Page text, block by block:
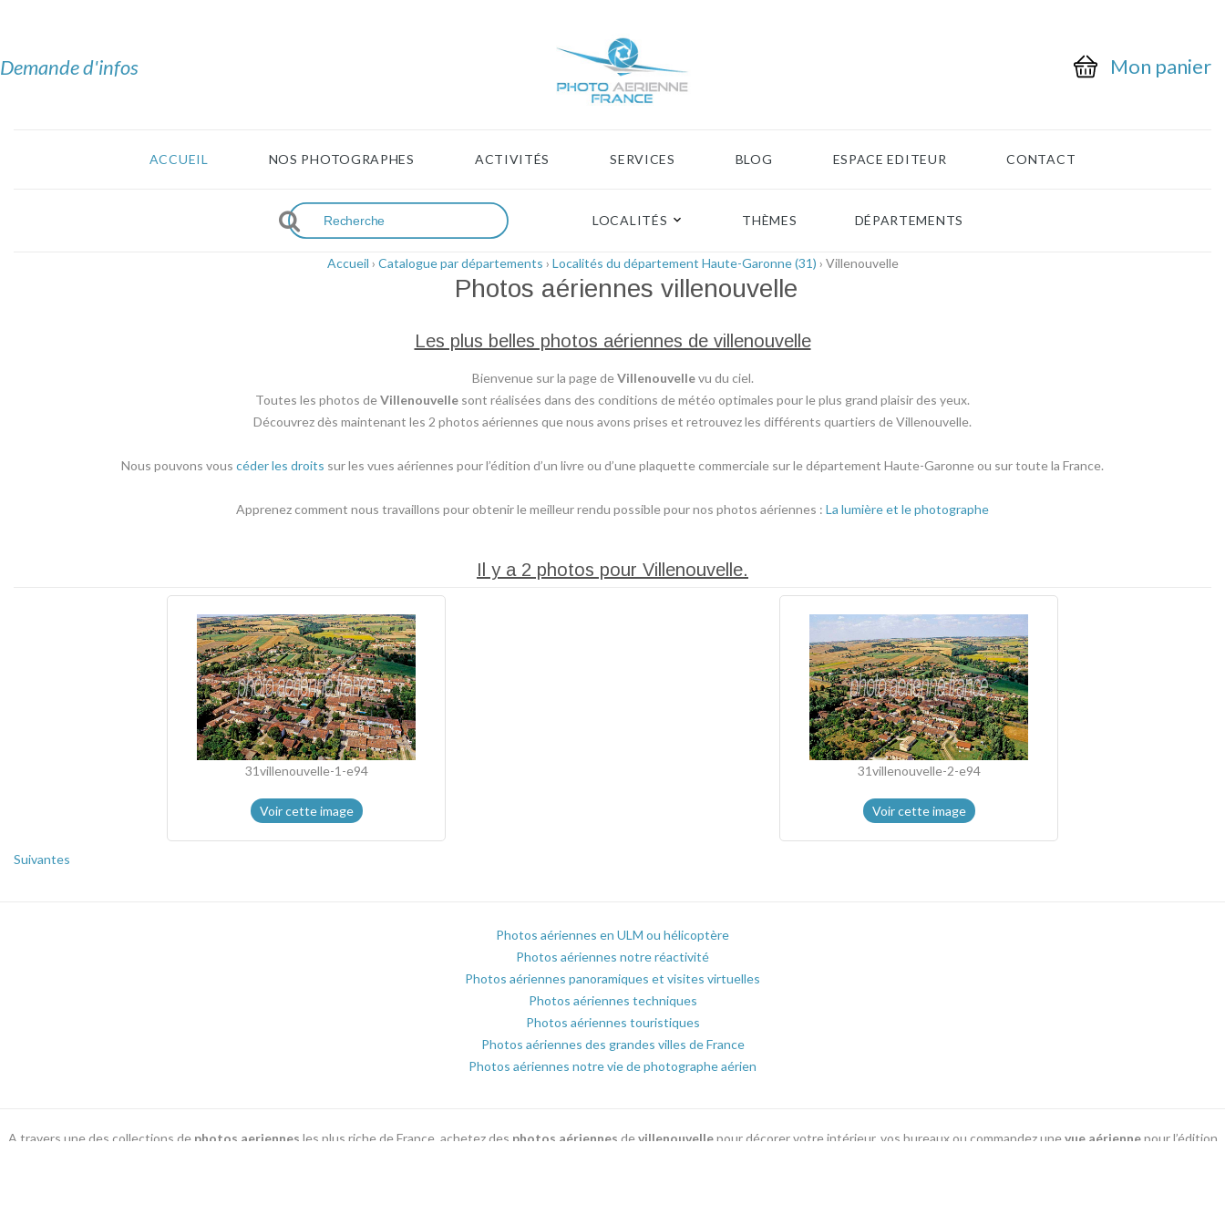
Demande d'infos Mon panier
ACCUEIL NOS PHOTOGRAPHES ACTIVITÉS SERVICES BLOG ESPACE EDITEUR CONTACT
LOCALITÉS THÈMES DÉPARTEMENTS
Accueil › Catalogue par départements › Localités du département Haute-Garonne (31) › Villenouvelle
Photos aériennes villenouvelle
Les plus belles photos aériennes de villenouvelle
Bienvenue sur la page deVillenouvellevu du ciel.
Toutes les photos deVillenouvelle sont réalisées dans des conditions de météo optimales pour le plus grand plaisir des yeux.
Découvrez dès maintenant les 2 photos aériennes que nous avons prises et retrouvez les différents quartiers de Villenouvelle.
Nous pouvons vous céder les droits sur les vues aériennes pour l’édition d’un livre ou d’une plaquette commerciale sur le département Haute-Garonne ou sur toute la France.
Apprenez comment nous travaillons pour obtenir le meilleur rendu possible pour nos photos aériennes : La lumière et le photographe
Il y a 2 photos pour Villenouvelle.
31villenouvelle-1-e94
Voir cette image
31villenouvelle-2-e94
Voir cette image
Suivantes
Photos aériennes en ULM ou hélicoptère
Photos aériennes notre réactivité
Photos aériennes panoramiques et visites virtuelles
Photos aériennes techniques
Photos aériennes touristiques
Photos aériennes des grandes villes de France
Photos aériennes notre vie de photographe aérien
A travers une des collections de photos aeriennes les plus riche de France, achetez des photos aériennes devillenouvellepour décorer votre intérieur, vos bureaux ou commandez unevue aériennepour l’édition